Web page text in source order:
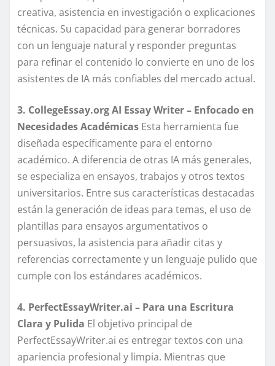
creativa, asistencia en investigación o explicaciones
técnicas. Su capacidad para generar borradores
con un lenguaje natural y responder preguntas
para refinar el contenido lo convierte en uno de los
asistentes de IA más confiables del mercado actual.
3. CollegeEssay.org AI Essay Writer – Enfocado en
Necesidades Académicas Esta herramienta fue
diseñada específicamente para el entorno
académico. A diferencia de otras IA más generales,
se especializa en ensayos, trabajos y otros textos
universitarios. Entre sus características destacadas
están la generación de ideas para temas, el uso de
plantillas para ensayos argumentativos o
persuasivos, la asistencia para añadir citas y
referencias correctamente y un lenguaje pulido que
cumple con los estándares académicos.
4. PerfectEssayWriter.ai – Para una Escritura
Clara y Pulida El objetivo principal de
PerfectEssayWriter.ai es entregar textos con una
apariencia profesional y limpia. Mientras que